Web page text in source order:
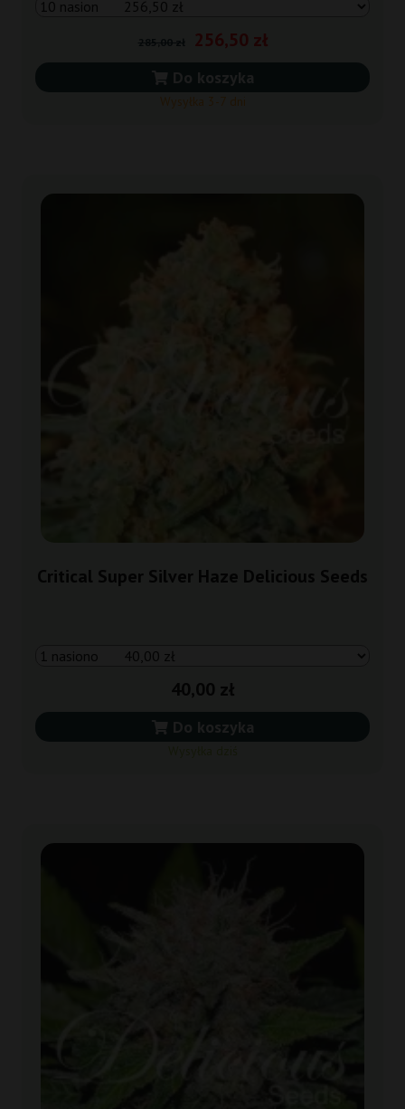
256,50 zł
Do koszyka
Wysyłka 3-7 dni
Critical Super Silver Haze Delicious Seeds
40,00 zł
Do koszyka